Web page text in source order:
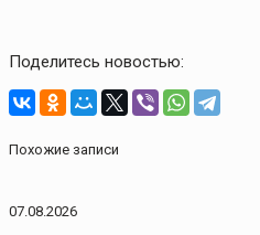
Поделитесь новостью:
Похожие записи
07.08.2026